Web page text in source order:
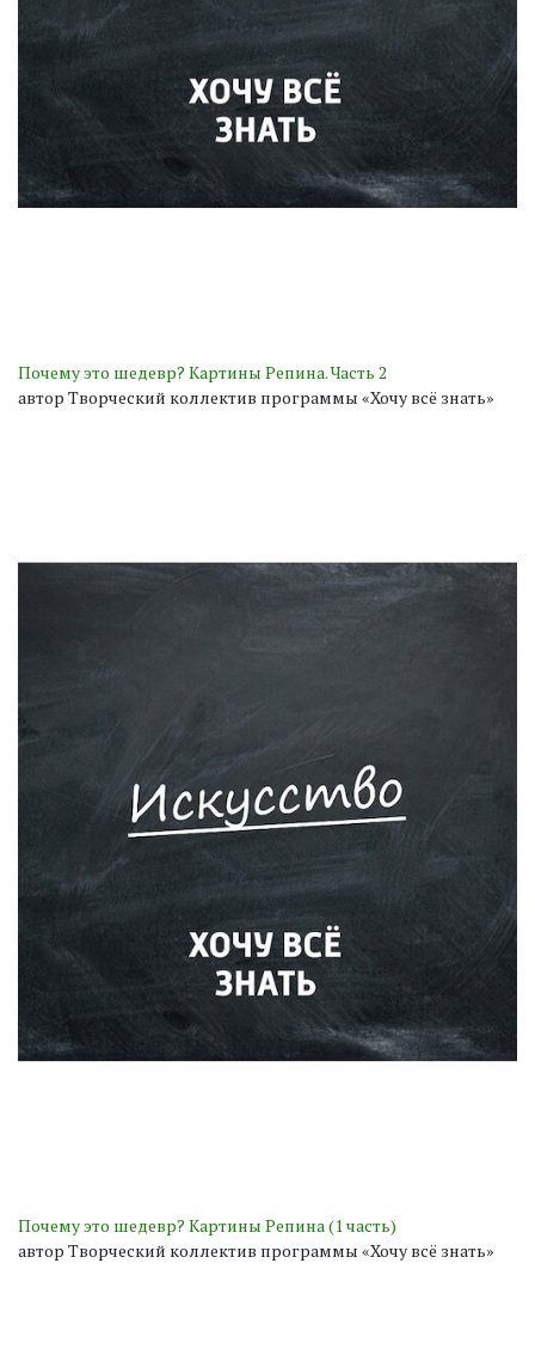
Почему это шедевр? Картины Репина. Часть 2
автор Творческий коллектив программы «Хочу всё знать»
Почему это шедевр? Картины Репина (1 часть)
автор Творческий коллектив программы «Хочу всё знать»